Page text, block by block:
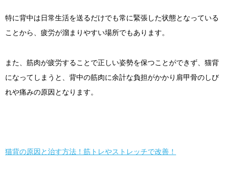
特に背中は日常生活を送るだけでも常に緊張した状態となっている
ことから、疲労が溜まりやすい場所でもあります。
また、筋肉が疲労することで正しい姿勢を保つことができず、猫背
になってしまうと、背中の筋肉に余計な負担がかかり肩甲骨のしび
れや痛みの原因となります。
猫背の原因と治す方法！筋トレやストレッチで改善！